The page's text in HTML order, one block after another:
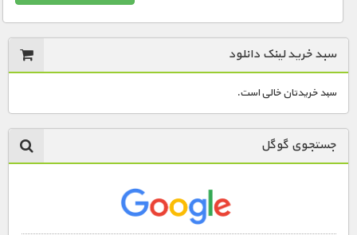
سبد خرید لینک دانلود
سبد خریدتان خالی است.
جستجوی گوگل